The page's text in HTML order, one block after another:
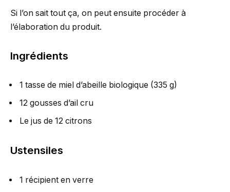
Si l’on sait tout ça, on peut ensuite procéder à
l’élaboration du produit.
Ingrédients
1 tasse de miel d’abeille biologique (335 g)
12 gousses d’ail cru
Le jus de 12 citrons
Ustensiles
1 récipient en verre